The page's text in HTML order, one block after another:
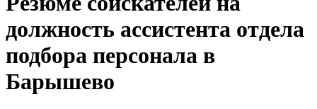
должность ассистента отдела
подбора персонала в
Барышево